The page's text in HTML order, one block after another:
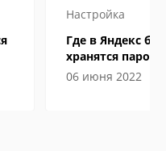
Настройка
Где в Яндекс
хранятся пароли
06 июня 2022